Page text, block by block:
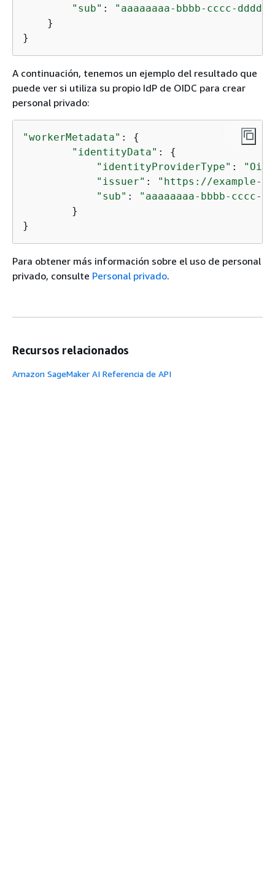
"sub" :
"aaaaaaaa-bbbb-cccc-dddd-
    }
}
A continuación, tenemos un ejemplo del resultado que
puede ver si utiliza su propio IdP de OIDC para crear
personal privado:
"workerMetadata" : {
"identityData" : {
"identityProviderType" :
"issuer" :
"https://example-
"sub" :
"aaaaaaaa-bbbb-cccc-
        }
}
Para obtener más información sobre el uso de personal
privado, consulte Personal privado.
Recursos relacionados
Amazon SageMaker AI Referencia de API